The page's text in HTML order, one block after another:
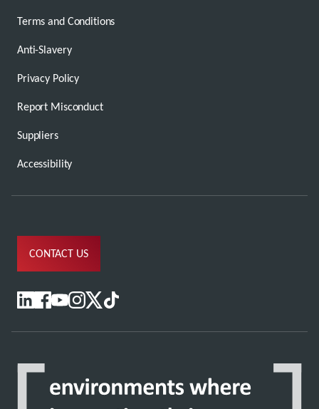
Terms and Conditions
Anti-Slavery
Privacy Policy
Report Misconduct
Suppliers
Accessibility
CONTACT US